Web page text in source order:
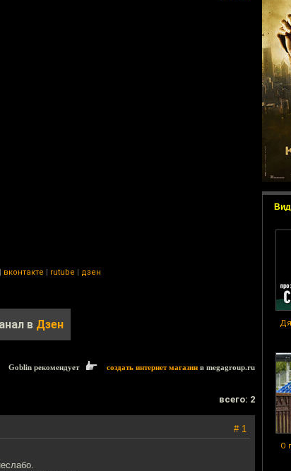
О
| вконтакте | rutube | дзен
в Дзен
Goblin рекомендует создать интернет магазин в megagroup.ru
всего: 2
# 1